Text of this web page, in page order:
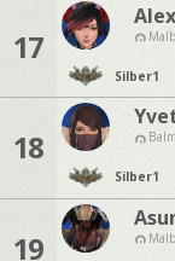
17
Silber1
18
Silber1
19